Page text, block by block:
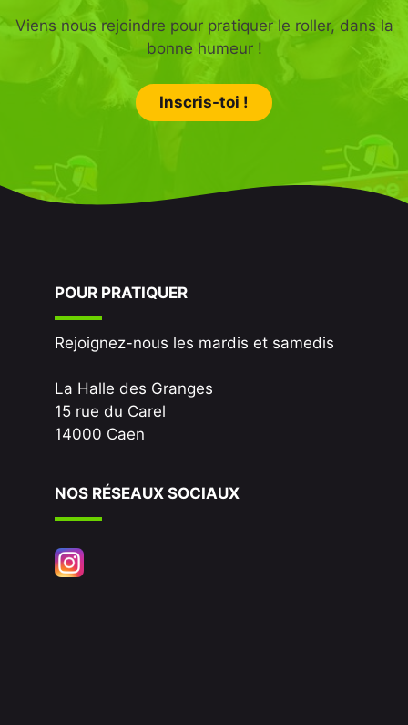
Viens nous rejoindre pour pratiquer le roller, dans la
bonne humeur !
Inscris-toi !
POUR PRATIQUER
Rejoignez-nous les mardis et samedis
La Halle des Granges
15 rue du Carel
14000 Caen
NOS RÉSEAUX SOCIAUX